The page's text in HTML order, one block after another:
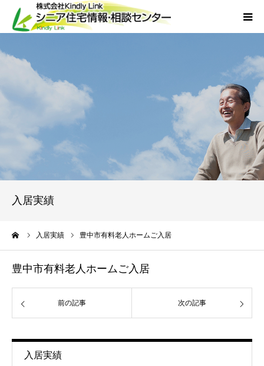
入居実績
入居実績 豊中市有料老人ホームご入居
豊中市有料老人ホームご入居
前の記事 次の記事
入居実績
当社について
外国人人材採用
お問い合わせ